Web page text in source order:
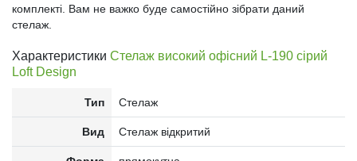
комплекті. Вам не важко буде самостійно зібрати даний
стелаж.
Характеристики Стелаж високий офісний L-190 сірий
Loft Design
Тип Стелаж
Вид Стелаж відкритий